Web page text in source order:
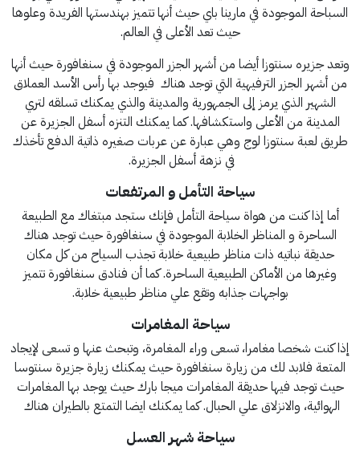
السباحة الموجودة في مارينا باي حيث أنها تتميز بهندستها الفريدة وعلوها
حيث تعد الأعلى في العالم.
وتعد جزيره سنتوزا أيضا من أشهر الجزر الموجودة في سنغافورة حيث أنها
من أشهر الجزر الترفيهية التي توجد هناك فيوجد بها رأس الأسد العملاق
الشهير الذي يرمز إلى الجمهورية والمدينة والذي يمكنك تسلقه لتري
المدينة من الأعلى واستكشافها. كما يمكنك التنزه أسفل الجزيرة عن
طريق لعبة سنتوزا لوج وهي عبارة عن عربات صغيره ذاتية الدفع تأخذك
في نزهة أسفل الجزيرة.
سياحة التأمل و المرتفعات
أما إذا كنت من هواة سياحة التأمل فإنك ستجد مبتغاك مع الطبيعة
الساحرة و المناظر الخلابة الموجودة في سنغافورة حيث توجد هناك
حديقة نباتيه ذات مناظر طبيعية خلابة تجذب السياح من كل مكان
وغيرها من الأماكن الطبيعية الساحرة. كما أن فنادق سنغافورة تتميز
بواجهات جذابه وتقع علي مناظر طبيعية خلابة.
سياحة المغامرات
إذا كنت شخصا مغامرا، تسعى وراء المغامرة، وتبحث عنها و تسعى لإيجاد
المتعة فلابد لك من زيارة سنغافورة حيث يمكنك زيارة جزيرة سنتوسا
حيث توجد فيها حديقة المغامرات ميجا بارك حيث يوجد بها المغامرات
الهوائية، والانزلاق علي الحبال. كما يمكنك ايضا التمتع بالطيران هناك
سياحة شهر العسل